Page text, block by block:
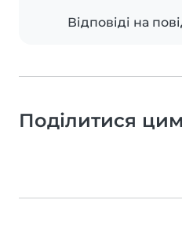
Відповіді на
Поділитися